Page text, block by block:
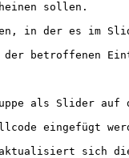
sollen.
in der es im
betroffenen
als Slider auf
eingefügt
sich